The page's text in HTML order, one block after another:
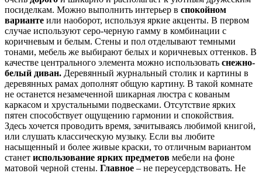
посиделкам. Можно выполнить интерьер в спокойном
варианте или наоборот, используя яркие акценты. В первом
случае используют серо-черную гамму в комбинации с
коричневым и белым. Стены и пол отделывают темными
тонами, мебель же выбирают белых и коричневых оттенков. В
качестве центрального элемента можно использовать снежно-
белый диван. Деревянный журнальный столик и картины в
деревянных рамах дополнят общую картину. В такой комнате
не останется незамеченной шикарная люстра с кованым
каркасом и хрустальными подвесками. Отсутствие ярких
пятен способствует ощущению гармонии и спокойствия.
Здесь хочется проводить время, зачитываясь любимой книгой,
или слушать классическую музыку. Если вы любите
насыщенный и более живые краски, то отличным вариантом
станет использование ярких предметов мебели на фоне
матовой черной стены. Главное – не переусердствовать. Не